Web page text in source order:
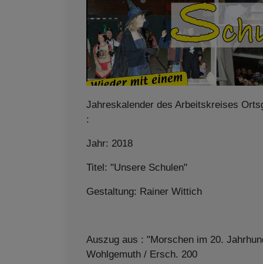
Jahreskalender des Arbeitskreises
:
Jahr: 2018
Titel: "Unsere Schulen"
Gestaltung: Rainer Wittich
Auszug aus : "Morschen im 20.
Wohlgemuth / Ersch. 200